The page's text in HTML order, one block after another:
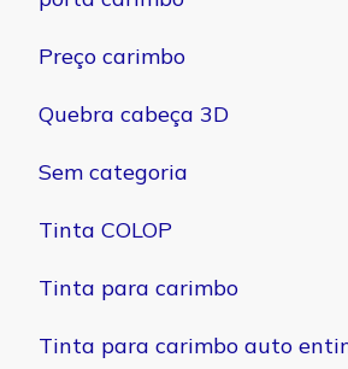
Preço carimbo
Quebra cabeça 3D
Sem categoria
Tinta COLOP
Tinta para carimbo
Tinta para carimbo auto